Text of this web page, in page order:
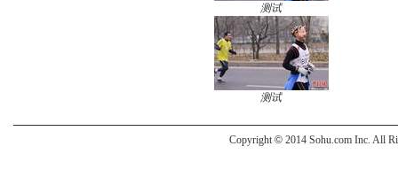
测试
测试
Copyright © 2014 Sohu.com Inc. All